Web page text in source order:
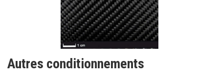
Autres conditionnements